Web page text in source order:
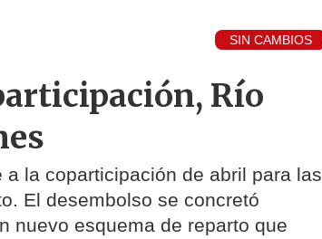
SIN CAMBIOS
Río
la coparticipación de abril para las
El desembolso se concretó
nuevo esquema de reparto que